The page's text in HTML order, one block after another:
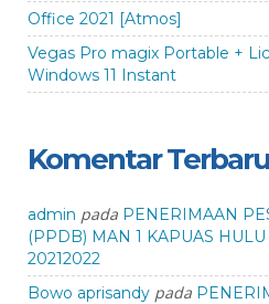
Office 2021 [Atmos]
Vegas Pro magix Portable +
Windows 11 Instant
Komentar Terbaru
admin pada PENERIMAAN
(PPDB) MAN 1 KAPUAS
20212022
Bowo aprisandy pada